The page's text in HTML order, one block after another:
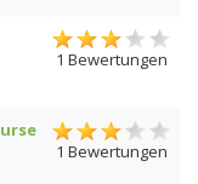
1 Bewertungen
1 Bewertungen